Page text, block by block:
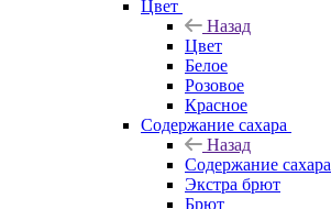
Цвет
Назад
Цвет
Белое
Розовое
Красное
Содержание сахара
Назад
Содержание сахара
Экстра брют
Брют